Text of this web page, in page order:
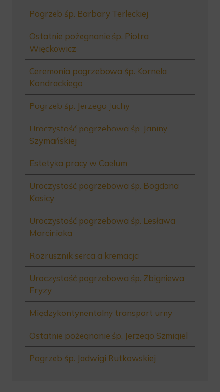
Pogrzeb śp. Barbary Terleckiej
Ostatnie pożegnanie śp. Piotra
Więckowicz
Ceremonia pogrzebowa śp. Kornela
Kondrackiego
Pogrzeb śp. Jerzego Juchy
Uroczystość pogrzebowa śp. Janiny
Szymańskiej
Estetyka pracy w Caelum
Uroczystość pogrzebowa śp. Bogdana
Kasicy
Uroczystość pogrzebowa śp. Lesława
Marciniaka
Rozrusznik serca a kremacja
Uroczystość pogrzebowa śp. Zbigniewa
Fryzy
Międzykontynentalny transport urny
Ostatnie pożegnanie śp. Jerzego Szmigiel
Pogrzeb śp. Jadwigi Rutkowskiej